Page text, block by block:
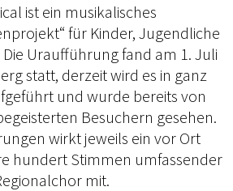
ist ein musikalisches
für Kinder, Jugendliche
Uraufführung fand am 1. Juli
statt, derzeit wird es in ganz
und wurde bereits von
Besuchern gesehen.
wirkt jeweils ein vor Ort
hundert Stimmen umfassender
mit.